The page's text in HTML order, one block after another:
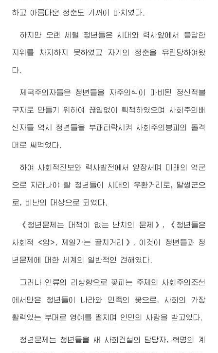
하고 아름다운 청춘도 기꺼이 바치였다.
하지만 오랜 세월 청년들은 시대와 력사앞에서 응당한
지위를 차지하지 못하였고 자기의 청춘을 유린당하여왔
다.
제국주의자들은 청년들을 자주의식이 마비된 정신적불
구자로 만들기 위하여 끊임없이 획책하였으며 사회주의배
신자들 역시 청년들을 부패타락시켜 사회주의붕괴의 돌격
대로 써먹었다.
하여 사회적진보와 력사발전에서 앞장서며 미래의 역군
으로 자라나야 할 청년들이 시대의 우환거리로, 말썽군으
로, 비난의 대상으로 되였다.
《청년문제는 대책이 없는 난치의 문제》, 《청년들은
사회적 <암>, 제일가는 골치거리》, 이것이 청년들과 청
년문제에 대한 세계의 일반적인 견해였다.
그러나 인류의 리상향으로 꽃피는 주체의 사회주의조선
에서만은 청년들이 나라와 민족의 꽃으로, 사회의 가장
활력있는 부대로 영예를 떨치며 인민의 사랑을 받고있다.
청년문제는 청년들을 새 사회건설의 담당자, 혁명의 계